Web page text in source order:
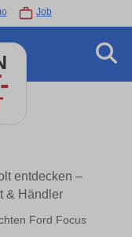
Job
entdecken –
& Händler
Ford Focus